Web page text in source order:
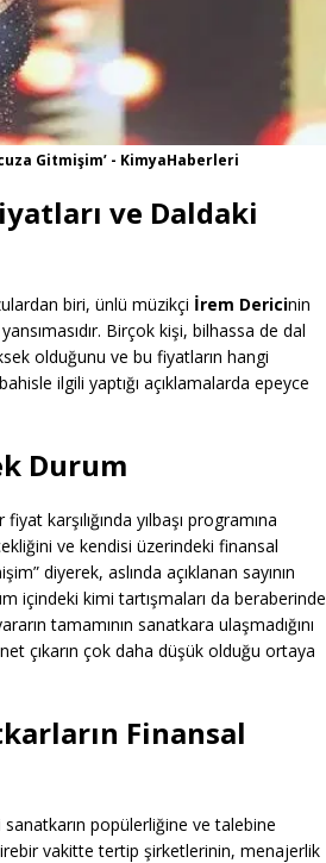
Gitmişim’ - KimyaHaberleri
ve Daldaki
biri, ünlü müzikçi İrem Dericinin
Birçok kişi, bilhassa de dal
olduğunu ve bu fiyatların hangi
ilgili yaptığı açıklamalarda epeyce
Durum
karşılığında yılbaşı programına
ve kendisi üzerindeki finansal
diyerek, aslında açıklanan sayının
içindeki kimi tartışmaları da beraberinde
tamamının sanatkara ulaşmadığını
çıkarın çok daha düşük olduğu ortaya
Finansal
popülerliğine ve talebine
vakitte tertip şirketlerinin, menajerlik